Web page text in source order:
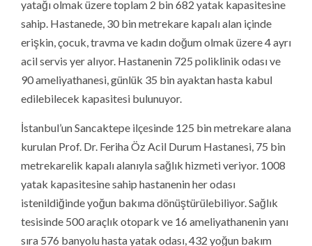
yatağı olmak üzere toplam 2 bin 682 yatak kapasitesine
sahip. Hastanede, 30 bin metrekare kapalı alan içinde
erişkin, çocuk, travma ve kadın doğum olmak üzere 4 ayrı
acil servis yer alıyor. Hastanenin 725 poliklinik odası ve
90 ameliyathanesi, günlük 35 bin ayaktan hasta kabul
edilebilecek kapasitesi bulunuyor.
İstanbul’un Sancaktepe ilçesinde 125 bin metrekare alana
kurulan Prof. Dr. Feriha Öz Acil Durum Hastanesi, 75 bin
metrekarelik kapalı alanıyla sağlık hizmeti veriyor. 1008
yatak kapasitesine sahip hastanenin her odası
istenildiğinde yoğun bakıma dönüştürülebiliyor. Sağlık
tesisinde 500 araçlık otopark ve 16 ameliyathanenin yanı
sıra 576 banyolu hasta yatak odası, 432 yoğun bakım